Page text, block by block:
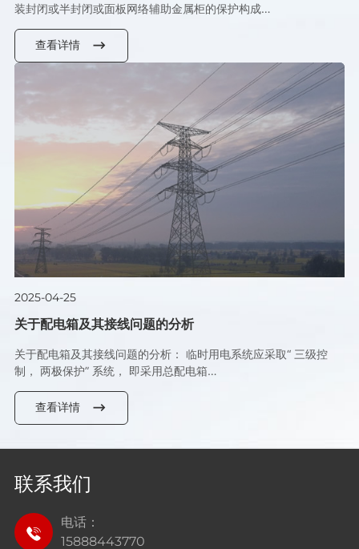
装封闭或半封闭或面板网络辅助金属柜的保护构成…
查看详情
2025-04-25
关于配电箱及其接线问题的分析
关于配电箱及其接线问题的分析： 临时用电系统应采取“ 三级控
制， 两极保护” 系统， 即采用总配电箱…
查看详情
联系我们
电话：
15888443770